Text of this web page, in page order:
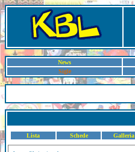
News
Sigle
Lista Schede Galleria